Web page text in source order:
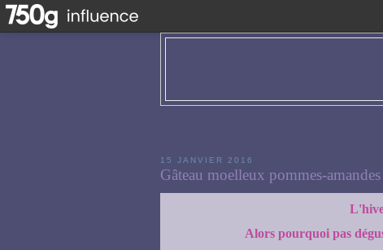
15 JANVIER 2016
Gâteau moelleux pommes-amandes
Alors pourquoi pas